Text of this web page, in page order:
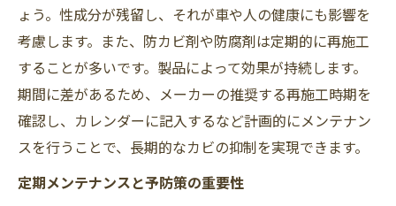
ょう。性成分が残留し、それが車や人の健康にも影響を
考慮します。また、防カビ剤や防腐剤は定期的に再施工
することが多いです。製品によって効果が持続します。
期間に差があるため、メーカーの推奨する再施工時期を
確認し、カレンダーに記入するなど計画的にメンテナン
スを行うことで、長期的なカビの抑制を実現できます。
定期メンテナンスと予防策の重要性